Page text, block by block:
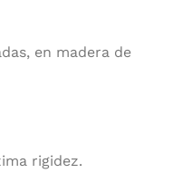
en madera de
rigidez.